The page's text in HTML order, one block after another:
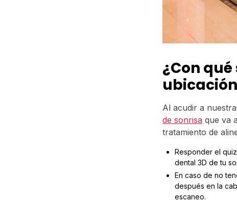
¿Con
Al acudir a nuestra
de sonrisa que va
tratamiento de
Responder el
dental 3D de tu
En caso de no
después en la
escaneo.